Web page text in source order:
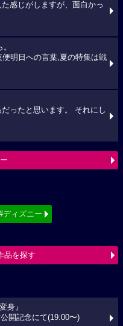
感じがしますが、面白かっ
便明日への言葉,夏の特集は戦
ったと思います。 それにし
ディズニー
品を探す
身』
開記念にて(19:00〜)